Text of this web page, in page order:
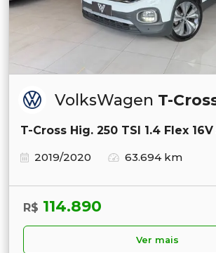
VolksWagen T-
T-Cross Hig. 250 TSI 1.4 Flex
2019/2020
63.694 km
R$ 114.890
Ver mais